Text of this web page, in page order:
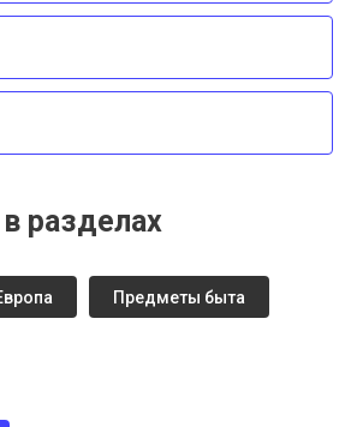
разделах
Предметы быта